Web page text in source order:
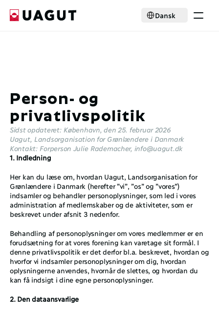
Select Language
Dansk
Om foreningen
Select Language
Dansk
Bliv medlem
Person- og
privatlivspolitik
Sidst opdateret: København, den 25. februar 2026
Uagut, Landsorganisation for Grønlændere i Danmark
Kontakt: Forperson Julie Rademacher, info@uagut.dk
1. Indledning
Her kan du læse om, hvordan Uagut, Landsorganisation for
Grønlændere i Danmark (herefter ”vi”, ”os” og ”vores”)
indsamler og behandler personoplysninger, som led i vores
administration af medlemskaber og de aktiviteter, som er
beskrevet under afsnit ‎3 nedenfor.
Behandling af personoplysninger om vores medlemmer er en
forudsætning for at vores forening kan varetage sit formål. I
denne privatlivspolitik er det derfor bl.a. beskrevet, hvordan og
hvorfor vi indsamler personoplysninger om dig, hvordan
oplysningerne anvendes, hvornår de slettes, og hvordan du
kan få indsigt i dine egne personoplysninger.
2. Den dataansvarlige